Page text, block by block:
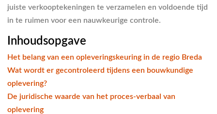
juiste verkooptekeningen te verzamelen en voldoende tijd
in te ruimen voor een nauwkeurige controle.
Inhoudsopgave
Het belang van een opleveringskeuring in de regio Breda
Wat wordt er gecontroleerd tijdens een bouwkundige
oplevering?
De juridische waarde van het proces-verbaal van
oplevering